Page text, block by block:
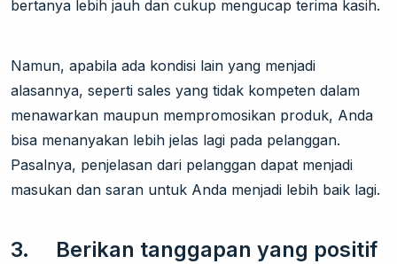
bertanya lebih jauh dan cukup mengucap terima kasih.
Namun, apabila ada kondisi lain yang menjadi
alasannya, seperti sales yang tidak kompeten dalam
menawarkan maupun mempromosikan produk, Anda
bisa menanyakan lebih jelas lagi pada pelanggan.
Pasalnya, penjelasan dari pelanggan dapat menjadi
masukan dan saran untuk Anda menjadi lebih baik lagi.
3. Berikan tanggapan yang positif